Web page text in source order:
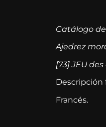
Catálogo
Ajedrez
[73] JEU
Descripción
Francés.